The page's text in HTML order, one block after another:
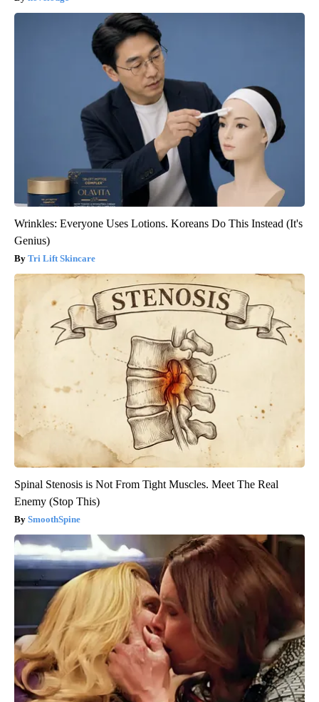
Wrinkles: Everyone Uses Lotions. Koreans Do This Instead (It's
Genius)
Tri Lift Skincare
Spinal Stenosis is Not From Tight Muscles. Meet The Real
Enemy (Stop This)
SmoothSpine